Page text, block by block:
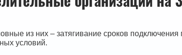
из них – затягивание сроков подключения
условий.